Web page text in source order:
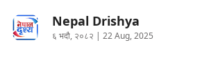
Nepal Drishya
६ भदौ, २०८२ | 22 Aug, 2025